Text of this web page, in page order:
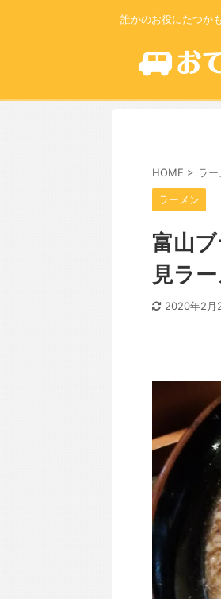
誰かのお役にたつか
HOME > ラー
ラーメン
富山
見ラ
2020年2月